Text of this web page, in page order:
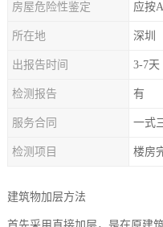
房屋危险性鉴定 应按
所在地 深圳
出报告时间 3-7天
检测报告 有
服务合同 一式
检测项目 楼房
建筑物加层方法